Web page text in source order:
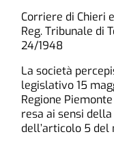
Corriere di Chieri
Reg. Tribunale di
24/1948
La società
legislativo 15
Regione
resa ai sensi
dell’articolo 5